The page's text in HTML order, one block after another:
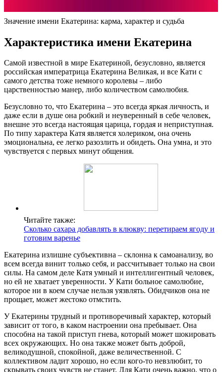
Значение имени Екатерина: карма, характер и судьба
Характеристика имени Екатерина
Самой известной в мире Екатериной, безусловно, является
российская императрица Екатерина Великая, и все Кати с
самого детства тоже немного королевы – либо
царственностью манер, либо количеством самолюбия.
Безусловно то, что Екатерина – это всегда яркая личность, и
даже если в душе она робкий и неуверенный в себе человек,
внешне это всегда настоящая царица, гордая и неприступная.
По типу характера Катя является холериком, она очень
эмоциональна, ее легко разозлить и обидеть. Она умна, и это
чувствуется с первых минут общения.
Читайте также:
Сколько сахара добавлять в клюкву: перетираем ягоду и
готовим варенье
Екатерина излишне субъективна – склонна к самоанализу, во
всем всегда винит только себя, и рассчитывает только на свои
силы. На самом деле Катя умный и интеллигентный человек,
но ей не хватает уверенности. У Кати больное самолюбие,
которое ни в коем случае нельзя уязвлять. Обидчиков она не
прощает, может жестоко отмстить.
У Екатерины трудный и противоречивый характер, который
зависит от того, в каком настроении она пребывает. Она
способна на такой приступ гнева, который может шокировать
всех окружающих. Но она также может быть доброй,
великодушной, спокойной, даже величественной. С
коллективом ладит хорошо, но если кого-то невзлюбит, то
скрывать своих чувств не станет. Для Кати очень важно, что о